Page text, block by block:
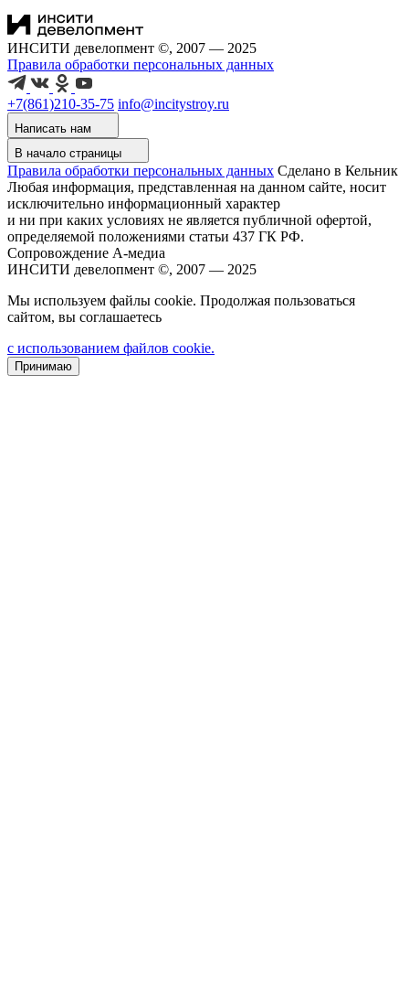
ИНСИТИ девелопмент ©, 2007 — 2025
Правила обработки персональных данных
+7(861)210-35-75 info@incitystroy.ru
Написать нам
В начало страницы
Правила обработки персональных данных Сделано в Кельник
Любая информация, представленная на данном сайте, носит
исключительно информационный характер
и ни при каких условиях не является публичной офертой,
определяемой положениями статьи 437 ГК РФ.
Сопровождение А-медиа
ИНСИТИ девелопмент ©, 2007 — 2025
Мы используем файлы cookie. Продолжая пользоваться
сайтом, вы соглашаетесь
с использованием файлов cookie.
Принимаю